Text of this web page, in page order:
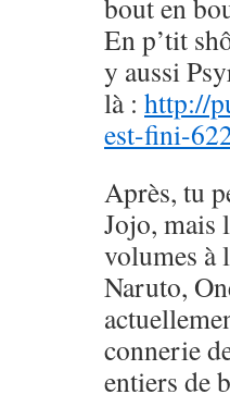
bout en
En p’tit
y aussi
là : http://
est-fini-
Après, tu
Jojo, mais
volumes à
Naruto,
connerie
entiers de